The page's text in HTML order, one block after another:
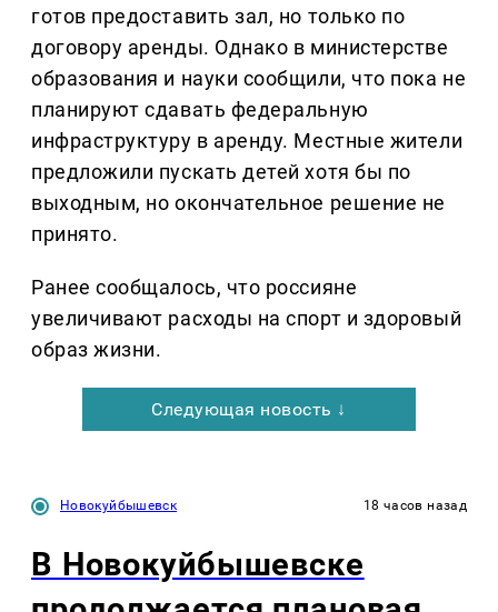
готов предоставить зал, но только по
договору аренды. Однако в министерстве
образования и науки сообщили, что пока не
планируют сдавать федеральную
инфраструктуру в аренду. Местные жители
предложили пускать детей хотя бы по
выходным, но окончательное решение не
принято.
Ранее сообщалось, что россияне
увеличивают расходы на спорт и здоровый
образ жизни.
Следующая новость ↓
Новокуйбышевск 18 часов назад
В Новокуйбышевске